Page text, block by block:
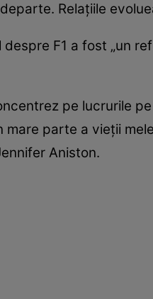
Relațiile
F1 a fost „un
pe lucrurile
mare parte a vieții
Aniston.